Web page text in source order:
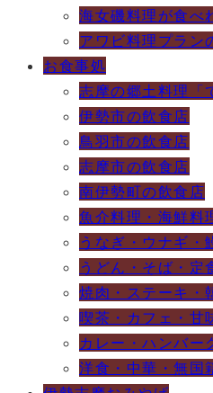
海女磯料理が食べ
アワビ料理プラン
お食事処
志摩の郷土料理「
伊勢市の飲食店
鳥羽市の飲食店
志摩市の飲食店
南伊勢町の飲食店
魚介料理・海鮮料
うなぎ・ウナギ・
うどん・そば・定
焼肉・ステーキ・
喫茶・カフェ・甘
カレー・ハンバー
洋食・中華・無国